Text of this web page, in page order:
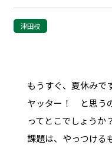
津田校
もうすぐ、夏休みで
ヤッター！ と思う
ってとこでしょう
課題は、やっつける